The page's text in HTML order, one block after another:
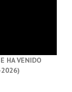
HA VENIDO
2026)